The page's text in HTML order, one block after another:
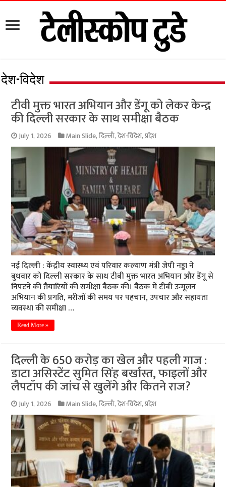
देश-विदेश
टीवी मुक्त भारत अभियान और डेंगू को लेकर केन्द्र
की दिल्ली सरकार के साथ समीक्षा बैठक
July 1, 2026 Main Slide,दिल्ली,देश-विदेश,प्रदेश
नई दिल्ली : केंद्रीय स्वास्थ्य एवं परिवार कल्याण मंत्री जेपी नड्डा ने
बुधवार को दिल्ली सरकार के साथ टीबी मुक्त भारत अभियान और डेंगू से
निपटने की तैयारियों की समीक्षा बैठक की। बैठक में टीबी उन्मूलन
अभियान की प्रगति, मरीजों की समय पर पहचान, उपचार और सहायता
व्यवस्था की समीक्षा …
Read More »
दिल्ली के 650 करोड़ का खेल और पहली गाज :
डाटा असिस्टेंट सुमित सिंह बर्खास्त, फाइलों और
लैपटॉप की जांच से खुलेंगे और कितने राज?
July 1, 2026 Main Slide,दिल्ली,देश-विदेश,प्रदेश